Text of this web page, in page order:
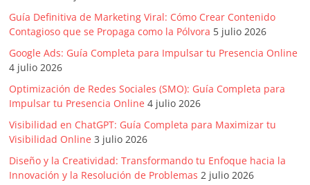
Guía Definitiva de Marketing Viral: Cómo Crear Contenido
Contagioso que se Propaga como la Pólvora 5 julio 2026
Google Ads: Guía Completa para Impulsar tu Presencia Online
4 julio 2026
Optimización de Redes Sociales (SMO): Guía Completa para
Impulsar tu Presencia Online 4 julio 2026
Visibilidad en ChatGPT: Guía Completa para Maximizar tu
Visibilidad Online 3 julio 2026
Diseño y la Creatividad: Transformando tu Enfoque hacia la
Innovación y la Resolución de Problemas 2 julio 2026